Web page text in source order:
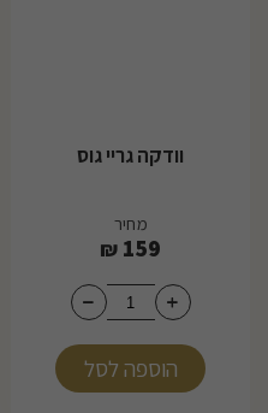
וודקה גריי גוס
מחיר
159
₪
הוספה לסל